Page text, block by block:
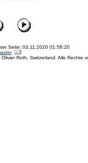
Seite: 03.11.2020 01:58:20
Roth, Switzerland. Alle Rechte